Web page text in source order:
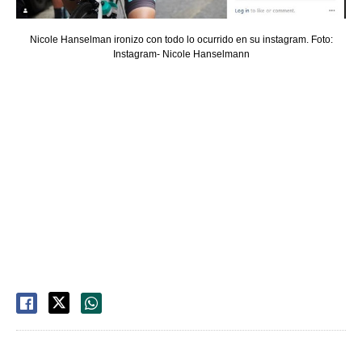
Nicole Hanselman ironizo con todo lo ocurrido en su instagram. Foto:
Instagram- Nicole Hanselmann